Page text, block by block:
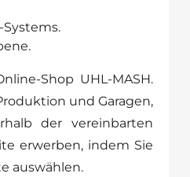
Shop UHL-MASH.
und Garagen,
der vereinbarten
erwerben, indem Sie
auswählen.